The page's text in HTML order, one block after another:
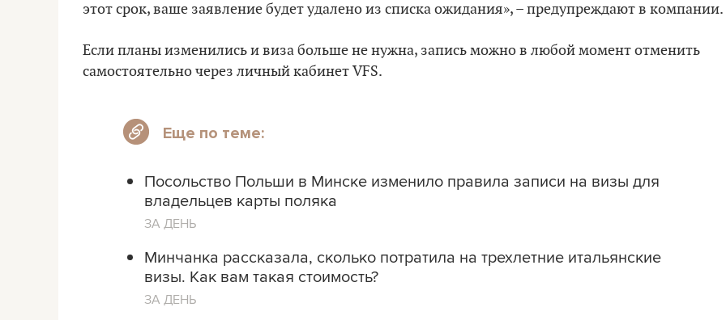
этот срок, ваше заявление будет удалено из списка ожидания», – предупреждают в компании.
Если планы изменились и виза больше не нужна, запись можно в любой момент отменить
самостоятельно через личный кабинет VFS.
Еще по теме:
Посольство Польши в Минске изменило правила записи на визы для
владельцев карты поляка
ЗА ДЕНЬ
Минчанка рассказала, сколько потратила на трехлетние итальянские
визы. Как вам такая стоимость?
ЗА ДЕНЬ